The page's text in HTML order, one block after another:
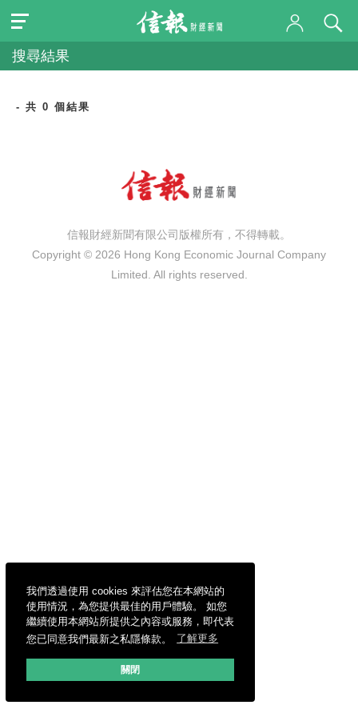
我們透過使用 cookies 來評估您在本網站的
使用情況，為您提供最佳的用戶體驗。 如您
繼續使用本網站所提供之內容或服務，即代表
您已同意我們最新之私隱條款。
了解更多
關閉
搜尋結果
- 共 0 個結果
信報財經新聞有限公司版權所有，不得轉載。
Copyright © 2026 Hong Kong Economic Journal Company
Limited. All rights reserved.